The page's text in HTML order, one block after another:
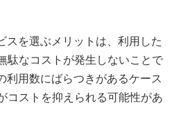
スを選ぶメリットは、利用した
駄なコストが発生しないことで
利用数にばらつきがあるケース
コストを抑えられる可能性があ